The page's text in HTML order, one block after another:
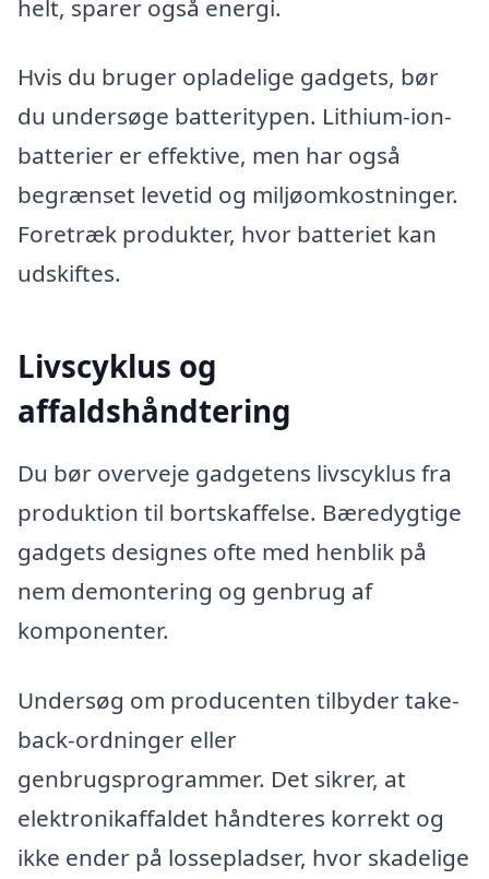
helt, sparer også energi.
Hvis du bruger opladelige gadgets, bør
du undersøge batteritypen. Lithium-ion-
batterier er effektive, men har også
begrænset levetid og miljøomkostninger.
Foretræk produkter, hvor batteriet kan
udskiftes.
Livscyklus og
affaldshåndtering
Du bør overveje gadgetens livscyklus fra
produktion til bortskaffelse. Bæredygtige
gadgets designes ofte med henblik på
nem demontering og genbrug af
komponenter.
Undersøg om producenten tilbyder take-
back-ordninger eller
genbrugsprogrammer. Det sikrer, at
elektronikaffaldet håndteres korrekt og
ikke ender på lossepladser, hvor skadelige